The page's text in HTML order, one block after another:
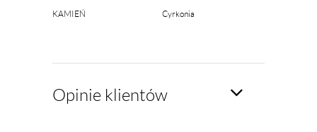
KAMIEŃ Cyrkonia
Opinie klientów